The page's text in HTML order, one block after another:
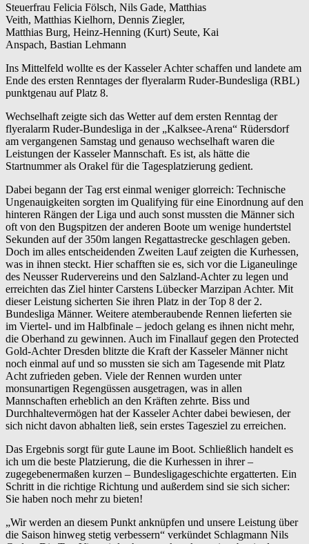
Steuerfrau Felicia Fölsch, Nils Gade, Matthias
Veith, Matthias Kielhorn, Dennis Ziegler,
Matthias Burg, Heinz-Henning (Kurt) Seute, Kai
Anspach, Bastian Lehmann
Ins Mittelfeld wollte es der Kasseler Achter schaffen und landete am
Ende des ersten Renntages der flyeralarm Ruder-Bundesliga (RBL)
punktgenau auf Platz 8.
Wechselhaft zeigte sich das Wetter auf dem ersten Renntag der
flyeralarm Ruder-Bundesliga in der „Kalksee-Arena“ Rüdersdorf
am vergangenen Samstag und genauso wechselhaft waren die
Leistungen der Kasseler Mannschaft. Es ist, als hätte die
Startnummer als Orakel für die Tagesplatzierung gedient.
Dabei begann der Tag erst einmal weniger glorreich: Technische
Ungenauigkeiten sorgten im Qualifying für eine Einordnung auf den
hinteren Rängen der Liga und auch sonst mussten die Männer sich
oft von den Bugspitzen der anderen Boote um wenige hundertstel
Sekunden auf der 350m langen Regattastrecke geschlagen geben.
Doch im alles entscheidenden Zweiten Lauf zeigten die Kurhessen,
was in ihnen steckt. Hier schafften sie es, sich vor die Liganeulinge
des Neusser Rudervereins und den Salzland-Achter zu legen und
erreichten das Ziel hinter Carstens Lübecker Marzipan Achter. Mit
dieser Leistung sicherten Sie ihren Platz in der Top 8 der 2.
Bundesliga Männer. Weitere atemberaubende Rennen lieferten sie
im Viertel- und im Halbfinale – jedoch gelang es ihnen nicht mehr,
die Oberhand zu gewinnen. Auch im Finallauf gegen den Protected
Gold-Achter Dresden blitzte die Kraft der Kasseler Männer nicht
noch einmal auf und so mussten sie sich am Tagesende mit Platz
Acht zufrieden geben. Viele der Rennen wurden unter
monsunartigen Regengüssen ausgetragen, was in allen
Mannschaften erheblich an den Kräften zehrte. Biss und
Durchhaltevermögen hat der Kasseler Achter dabei bewiesen, der
sich nicht davon abhalten ließ, sein erstes Tagesziel zu erreichen.
Das Ergebnis sorgt für gute Laune im Boot. Schließlich handelt es
ich um die beste Platzierung, die die Kurhessen in ihrer –
zugegebenermaßen kurzen – Bundesligageschichte ergatterten. Ein
Schritt in die richtige Richtung und außerdem sind sie sich sicher:
Sie haben noch mehr zu bieten!
„Wir werden an diesem Punkt anknüpfen und unsere Leistung über
die Saison hinweg stetig verbessern“ verkündet Schlagmann Nils